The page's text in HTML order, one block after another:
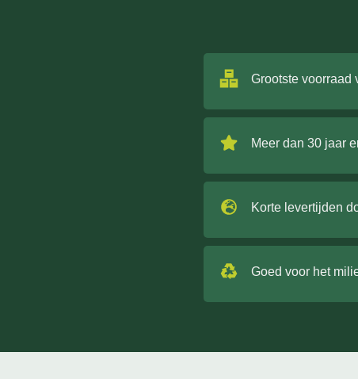
Grootste voorraad
Meer dan 30 jaar
Korte levertijden
Goed voor het